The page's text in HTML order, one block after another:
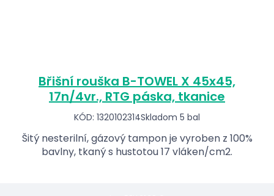
Břišní rouška B-TOWEL X 45x45,
17n/4vr., RTG páska, tkanice
KÓD: 1320102314Skladom 5 bal
Šitý nesterilní, gázový tampon je vyroben z 100%
bavlny, tkaný s hustotou 17 vláken/cm2.